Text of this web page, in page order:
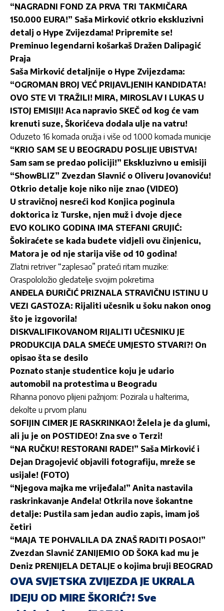
“NAGRADNI FOND ZA PRVA TRI TAKMIČARA
150.000 EURA!” Saša Mirković otkrio ekskluzivni
detalj o Hype Zvijezdama! Pripremite se!
Preminuo legendarni košarkaš Dražen Dalipagić
Praja
Saša Mirković detaljnije o Hype Zvijezdama:
“OGROMAN BROJ VEĆ PRIJAVLJENIH KANDIDATA!
OVO STE VI TRAŽILI! MIRA, MIROSLAV I LUKAS U
ISTOJ EMISIJI! Aca napravio SKEČ od kog će vam
krenuti suze, Škorićeva dodala ulje na vatru!
Oduzeto 16 komada oružja i više od 1.000 komada municije
“KRIO SAM SE U BEOGRADU POSLIJE UBISTVA!
Sam sam se predao policiji!” Ekskluzivno u emisiji
“ShowBLIZ” Zvezdan Slavnić o Oliveru Jovanoviću!
Otkrio detalje koje niko nije znao (VIDEO)
U stravičnoj nesreći kod Konjica poginula
doktorica iz Turske, njen muž i dvoje djece
EVO KOLIKO GODINA IMA STEFANI GRUJIĆ:
Šokiraćete se kada budete vidjeli ovu činjenicu,
Matora je od nje starija više od 10 godina!
Zlatni retriver “zaplesao” prateći ritam muzike:
Oraspololožio gledatelje svojim pokretima
ANĐELA ĐURIČIĆ PRIZNALA STRAVIČNU ISTINU U
VEZI GASTOZA: Rijaliti učesnik u šoku nakon onog
što je izgovorila!
DISKVALIFIKOVANOM RIJALITI UČESNIKU JE
PRODUKCIJA DALA SMEĆE UMJESTO STVARI?! On
opisao šta se desilo
Poznato stanje studentice koju je udario
automobil na protestima u Beogradu
Rihanna ponovo plijeni pažnjom: Pozirala u halterima,
dekolte u prvom planu
SOFIJIN CIMER JE RASKRINKAO! Želela je da glumi,
ali ju je on POSTIDEO! Zna sve o Terzi!
“NA RUČKU! RESTORANI RADE!” Saša Mirković i
Dejan Dragojević objavili fotografiju, mreže se
usijale! (FOTO)
“Njegova majka me vrijeđala!” Anita nastavila
raskrinkavanje Anđela! Otkrila nove šokantne
detalje: Pustila sam jedan audio zapis, imam još
četiri
“MAJA TE POHVALILA DA ZNAŠ RADITI POSAO!”
Zvezdan Slavnić ZANIJEMIO OD ŠOKA kad mu je
Deniz PRENIJELA DETALJE o kojima bruji BEOGRAD
OVA SVJETSKA ZVIJEZDA JE UKRALA
IDEJU OD MIRE ŠKORIĆ?! Sve